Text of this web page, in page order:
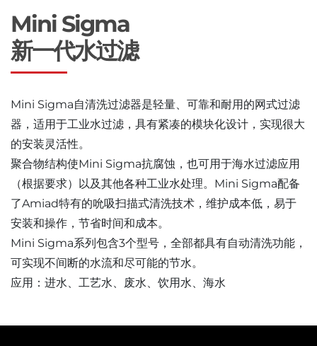
Mini Sigma
新一代水过滤
Mini Sigma自清洗过滤器是轻量、可靠和耐用的网式过滤
器，适用于工业水过滤，具有紧凑的模块化设计，实现很大
的安装灵活性。
聚合物结构使Mini Sigma抗腐蚀，也可用于海水过滤应用
（根据要求）以及其他各种工业水处理。Mini Sigma配备
了Amiad特有的吮吸扫描式清洗技术，维护成本低，易于
安装和操作，节省时间和成本。
Mini Sigma系列包含3个型号，全部都具有自动清洗功能，
可实现不间断的水流和尽可能的节水。
应用：进水、工艺水、废水、饮用水、海水